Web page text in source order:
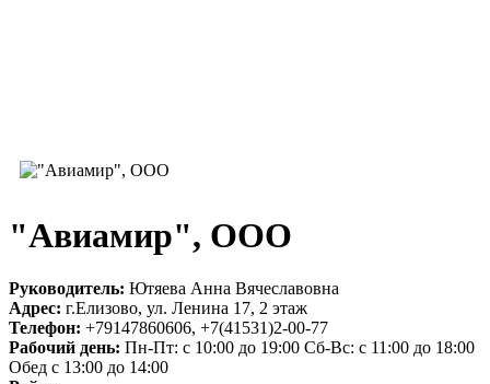
"Авиамир", ООО
Руководитель: Ютяева Анна Вячеславовна
Адрес: г.Елизово, ул. Ленина 17, 2 этаж
Телефон: +79147860606, +7(41531)2-00-77
Рабочий день: Пн-Пт: с 10:00 до 19:00 Сб-Вс: с 11:00 до 18:00
Обед с 13:00 до 14:00